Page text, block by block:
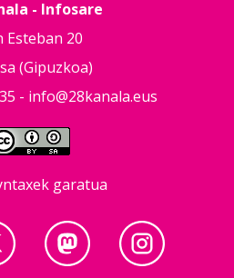
- Infosare
Esteban 20
(Gipuzkoa)
- info@28kanala.eus
garatua